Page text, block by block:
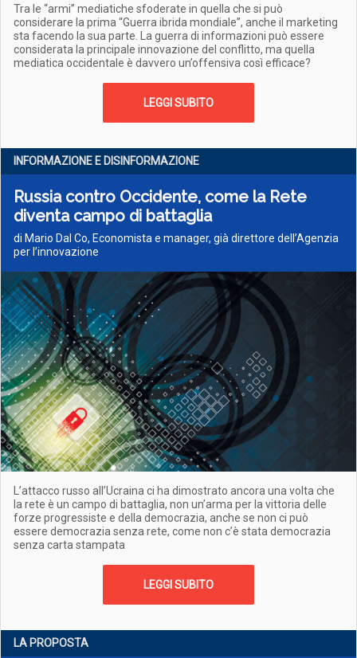
Tra le “armi” mediatiche sfoderate in quella che si può
considerare la prima “Guerra ibrida mondiale”, anche il marketing
sta facendo la sua parte. La guerra di informazioni può essere
considerata la principale innovazione del conflitto, ma quella
mediatica occidentale è davvero un’offensiva così efficace?
LEGGI SUBITO
INFORMAZIONE E DISINFORMAZIONE
Russia contro Occidente, come la Rete
diventa campo di battaglia
di Mario Dal Co, Economista e manager, già direttore dell’Agenzia
per l’innovazione
L’attacco russo all’Ucraina ci ha dimostrato ancora una volta che
la rete è un campo di battaglia, non un’arma per la vittoria delle
forze progressiste e della democrazia, anche se non ci può
essere democrazia senza rete, come non c’è stata democrazia
senza carta stampata
LEGGI SUBITO
LA PROPOSTA